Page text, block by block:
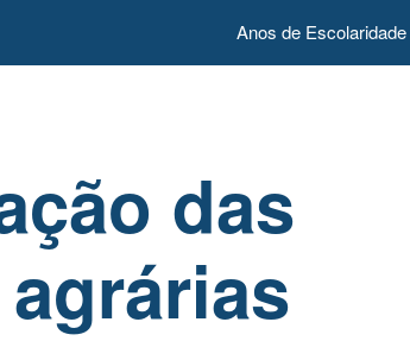
Anos de Escolaridade
das